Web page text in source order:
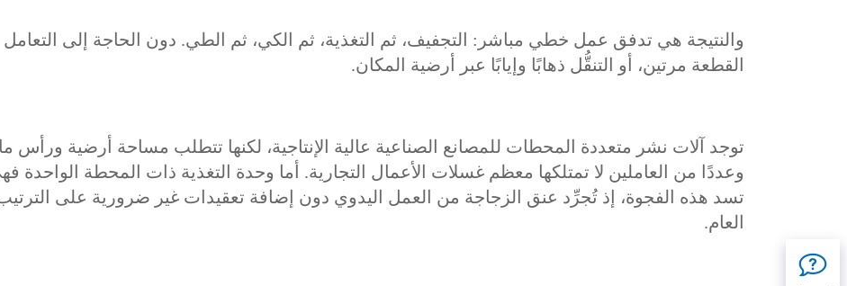
والنتيجة هي تدفق عمل خطي مباشر: التجفيف، ثم التغذية، ثم الكي، ثم الطي. دون الحاجة إلى
القطعة مرتين، أو التنقُّل ذهابًا وإيابًا عبر أرضية المكان.
توجد آلات نشر متعددة المحطات للمصانع الصناعية عالية الإنتاجية، لكنها تتطلب مساحة أرضية ورأس
وعددًا من العاملين لا تمتلكها معظم غسلات الأعمال التجارية. أما وحدة التغذية ذات المحطة الواحدة
تسد هذه الفجوة، إذ تُجرِّد عنق الزجاجة من العمل اليدوي دون إضافة تعقيدات غير ضرورية على
العام.